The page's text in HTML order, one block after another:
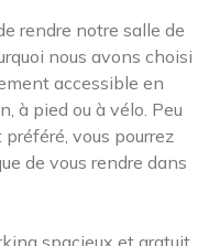
rendre notre salle de
nous avons choisi
accessible en
à pied ou à vélo. Peu
vous pourrez
de vous rendre dans
spacieux et gratuit